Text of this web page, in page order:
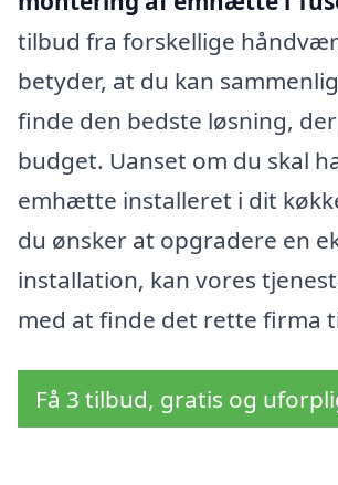
tilbud fra forskellige
betyder, at du kan
finde den bedste løsning,
budget. Uanset om du skal
emhætte installeret i dit
du ønsker at opgradere en
installation, kan vores
med at finde det rette firma
Få 3 tilbud, gratis og